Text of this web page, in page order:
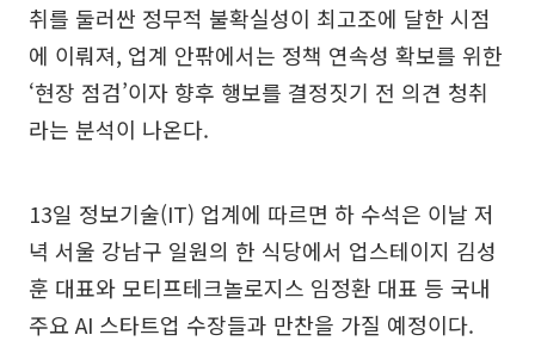
취를 둘러싼 정무적 불확실성이 최고조에 달한 시점
에 이뤄져, 업계 안팎에서는 정책 연속성 확보를 위한
‘현장 점검’이자 향후 행보를 결정짓기 전 의견 청취
라는 분석이 나온다.
13일 정보기술(IT) 업계에 따르면 하 수석은 이날 저
녁 서울 강남구 일원의 한 식당에서 업스테이지 김성
훈 대표와 모티프테크놀로지스 임정환 대표 등 국내
주요 AI 스타트업 수장들과 만찬을 가질 예정이다.